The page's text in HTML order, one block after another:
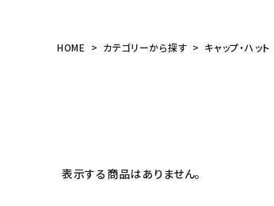
HOME カテゴリーから探す キャップ・ハット
表示する商品はありません。